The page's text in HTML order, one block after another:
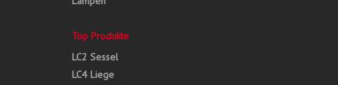
Top Produkte
LC2 Sessel
LC4 Liege